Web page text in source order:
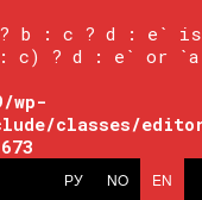
? b : c ? d : e` is
: c) ? d : e` or `a
wp-
classes/
673
EN
NO
РУ